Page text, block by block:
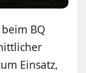
BQ
Einsatz,